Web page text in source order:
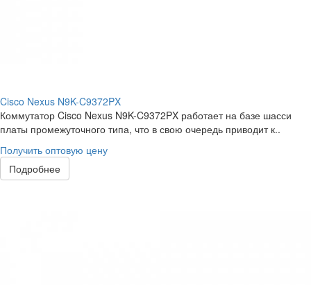
Cisco Nexus N9K-C9372PX
Коммутатор Cisco Nexus N9K-C9372PX работает на базе шасси
платы промежуточного типа, что в свою очередь приводит к..
Получить оптовую цену
Подробнее